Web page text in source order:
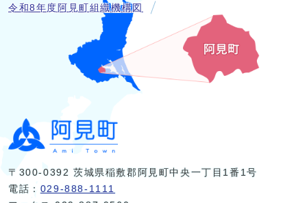
令和8年度阿見町組織機構図
〒300-0392 茨城県稲敷郡阿見町中央一丁目1番1号
電話： 029-888-1111